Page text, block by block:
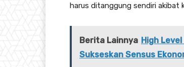
harus ditanggung sendiri akibat
Berita Lainnya High
Sukseskan Sensus